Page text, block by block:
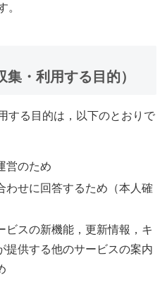
。
・利用する目的）
する目的は，以下のとおりで
営のため
わせに回答するため（本人確
ビスの新機能，更新情報，キ
提供する他のサービスの案内